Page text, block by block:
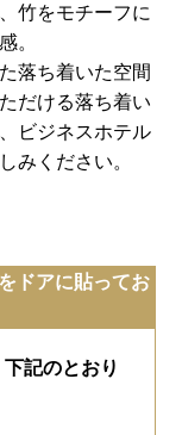
竹をモチーフに
。
落ち着いた空間
だける落ち着い
ビジネスホテル
みください。
ドアに貼ってお
記のとおり